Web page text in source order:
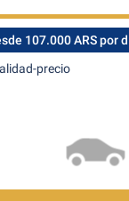
107.000 ARS por
precio